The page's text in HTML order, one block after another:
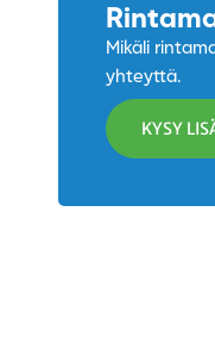
Mikäli
yhteyttä.
KYSY